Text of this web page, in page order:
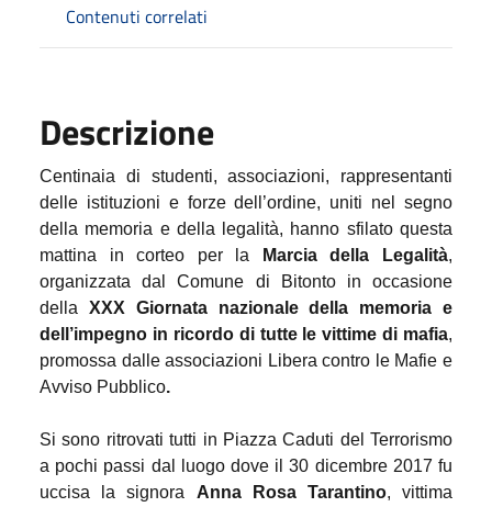
Contenuti correlati
Descrizione
Centinaia di studenti, associazioni, rappresentanti
delle istituzioni e forze dell’ordine, uniti nel segno
della memoria e della legalità, hanno sfilato questa
mattina in corteo per la
Marcia della Legalità,
organizzata dal Comune di Bitonto in occasione
della XXX Giornata nazionale della memoria e
dell’impegno in ricordo di tutte le vittime di mafia,
promossa dalle associazioni Libera contro le Mafie e
Avviso Pubblico.
Si sono ritrovati tutti in Piazza Caduti del Terrorismo
a pochi passi dal luogo dove il 30 dicembre 2017 fu
uccisa la signora Anna Rosa Tarantino, vittima